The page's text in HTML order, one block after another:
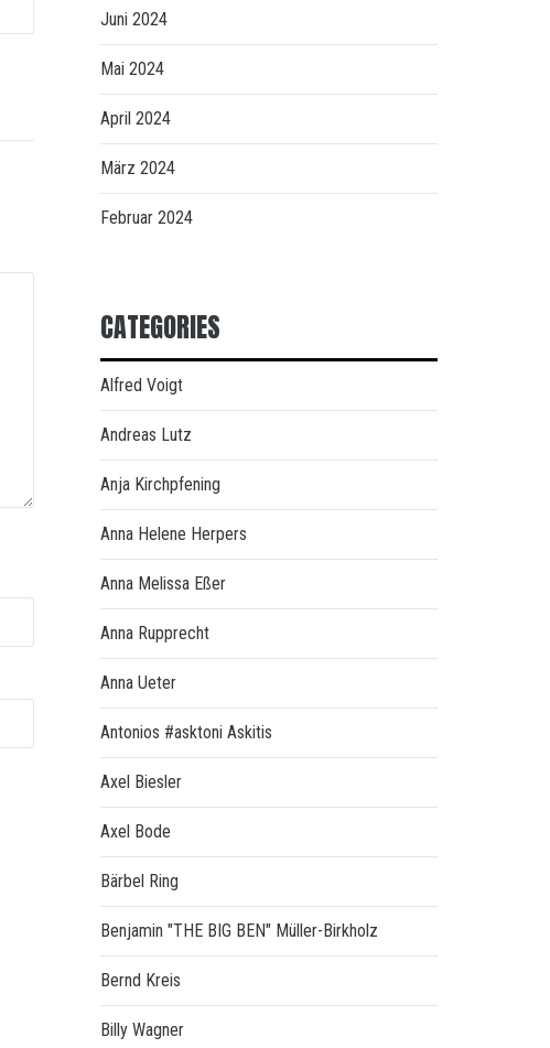
Juni 2024
Mai 2024
April 2024
März 2024
Februar 2024
CATEGORIES
Alfred Voigt
Andreas Lutz
Anja Kirchpfening
Anna Helene Herpers
Anna Melissa Eßer
Anna Rupprecht
Anna Ueter
Antonios #asktoni Askitis
Axel Biesler
Axel Bode
Bärbel Ring
Benjamin "THE BIG BEN" Müller-Birkholz
Bernd Kreis
Billy Wagner